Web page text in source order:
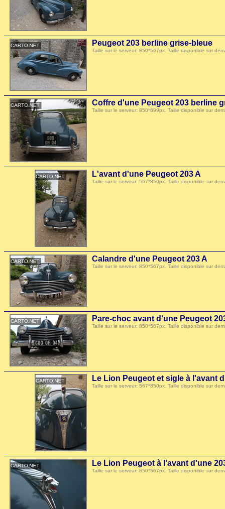
Peugeot 203 berline grise-bleue
Taille sur le serveur: 850*567px. Taille disponible sur
Coffre d'une Peugeot 203 berline
Taille sur le serveur: 850*699px. Taille disponible sur
L'avant d'une Peugeot 203 A
Taille sur le serveur: 567*850px. Taille disponible sur
Calandre d'une Peugeot 203 A
Taille sur le serveur: 850*567px. Taille disponible sur
Pare-choc avant d'une Peugeot
Taille sur le serveur: 850*567px. Taille disponible sur
Le Lion Peugeot et sigle à l'avant
Taille sur le serveur: 567*850px. Taille disponible sur
Le Lion Peugeot à l'avant d'une
Taille sur le serveur: 850*567px. Taille disponible sur